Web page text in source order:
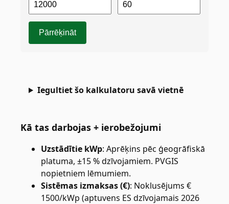
Pārrēķināt
Iegultiet šo kalkulatoru savā vietnē
Kā tas darbojas + ierobežojumi
Uzstādītie kWp: Aprēķins pēc ģeogrāfiskā
platuma, ±15 % dzīvojamiem. PVGIS
nopietniem lēmumiem.
Sistēmas izmaksas (€): Noklusējums €
1500/kWp (aptuvens ES dzīvojamais 2026